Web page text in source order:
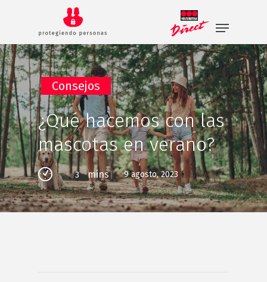
content
Consejos
¿Qué hacemos con las
mascotas en verano?
3 mins 9 agosto, 2023